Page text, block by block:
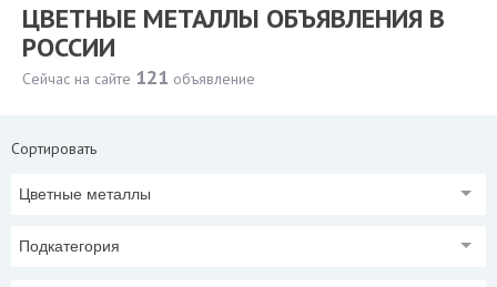
ЦВЕТНЫЕ МЕТАЛЛЫ ОБЪЯВЛЕНИЯ В
РОССИИ
Сейчас на сайте 121 объявление
Сортировать
Цветные металлы
Подкатегория